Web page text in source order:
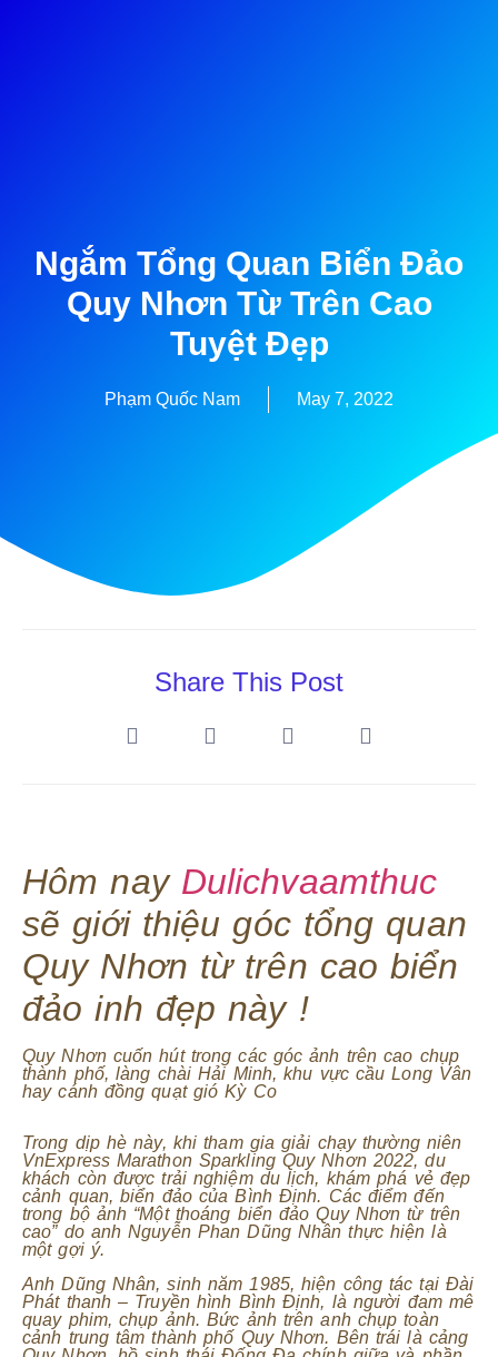
Ngắm Tổng Quan Biển Đảo
Quy Nhơn Từ Trên Cao
Tuyệt Đẹp
Phạm Quốc Nam May 7, 2022
Share This Post
Hôm nay Dulichvaamthuc
sẽ giới thiệu góc tổng quan
Quy Nhơn từ trên cao biển
đảo inh đẹp này !
Quy Nhơn cuốn hút trong các góc ảnh trên cao chụp
thành phố, làng chài Hải Minh, khu vực cầu Long Vân
hay cánh đồng quạt gió Kỳ Co
Trong dịp hè này, khi tham gia giải chạy thường niên
VnExpress Marathon Sparkling Quy Nhơn 2022, du
khách còn được trải nghiệm du lịch, khám phá vẻ đẹp
cảnh quan, biển đảo của Bình Định. Các điểm đến
trong bộ ảnh “Một thoáng biển đảo Quy Nhơn từ trên
cao” do anh Nguyễn Phan Dũng Nhân thực hiện là
một gợi ý.
Anh Dũng Nhân, sinh năm 1985, hiện công tác tại Đài
Phát thanh – Truyền hình Bình Định, là người đam mê
quay phim, chụp ảnh. Bức ảnh trên anh chụp toàn
cảnh trung tâm thành phố Quy Nhơn. Bên trái là cảng